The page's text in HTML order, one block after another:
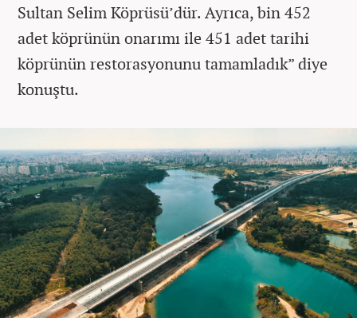
Sultan Selim Köprüsü’dür. Ayrıca, bin 452
adet köprünün onarımı ile 451 adet tarihi
köprünün restorasyonunu tamamladık” diye
konuştu.